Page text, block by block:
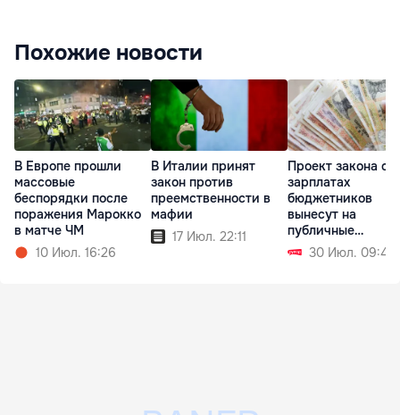
Похожие новости
В Европе прошли
массовые
беспорядки после
поражения Марокко
в матче ЧМ
10 Июл. 16:26
В Италии принят
закон против
преемственности в
мафии
17 Июл. 22:11
Проект закона о
зарплатах
бюджетников
вынесут на
публичные
обсуждения в
сентябре
30 Июл. 09:49